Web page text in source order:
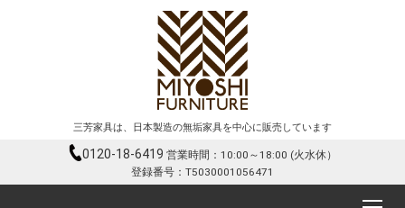
三芳家具は、日本製造の無垢家具を中心に販売しています
0120-18-6419 営業時間：10:00～18:00 (火水休）
登録番号：T5030001056471